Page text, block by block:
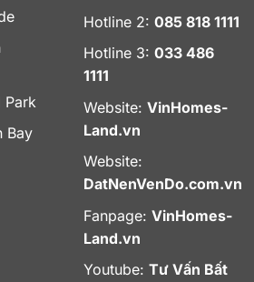
Park
Bay
Hotline 2: 085 818 1111
Hotline 3: 033 486
1111
Website: VinHomes-
Land.vn
Website:
DatNenVenDo.com.vn
Fanpage: VinHomes-
Land.vn
Youtube: Tư Vấn Bất